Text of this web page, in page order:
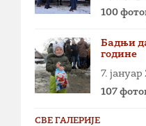
100
Бадњи
године
7. јануар
107
СВЕ ГАЛЕРИЈЕ